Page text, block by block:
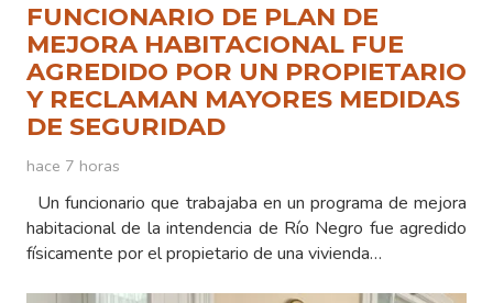
FUNCIONARIO DE PLAN DE
MEJORA HABITACIONAL FUE
AGREDIDO POR UN PROPIETARIO
Y RECLAMAN MAYORES MEDIDAS
DE SEGURIDAD
hace 7 horas
Un funcionario que trabajaba en un programa de mejora
habitacional de la intendencia de Río Negro fue agredido
físicamente por el propietario de una vivienda…